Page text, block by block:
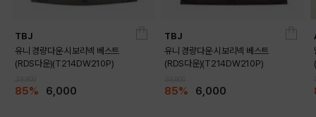
TBJ
유니 경량다운 시보리넥 베스트
(RDS다운)(T214DW210P)
85% 6,000
TBJ
유니 경량다운 시보리넥 베스트
(RDS다운)(T214DW210P)
85% 6,000